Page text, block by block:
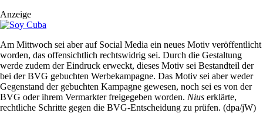
Anzeige
Am Mittwoch sei aber auf Social Media ein neues Motiv veröffentlicht
worden, das offensichtlich rechtswidrig sei. Durch die Gestaltung
werde zudem der Eindruck erweckt, dieses Motiv sei Bestandteil der
bei der BVG gebuchten Werbekampagne. Das Motiv sei aber weder
Gegenstand der gebuchten Kampagne gewesen, noch sei es von der
BVG oder ihrem Vermarkter freigegeben worden. Nius erklärte,
rechtliche Schritte gegen die BVG-Entscheidung zu prüfen. (dpa/jW)